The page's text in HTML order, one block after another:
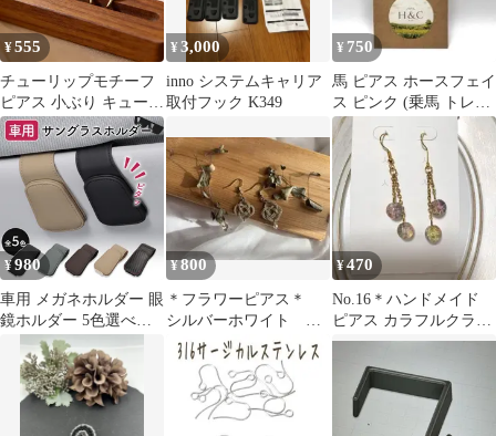
¥555
チューリップモチーフ
ピアス 小ぶり キュービ
ックジルコニア
ESN012
¥3,000
inno システムキャリア
取付フック K349
¥ 750
馬 ピアス ホースフェイ
ス ピンク (乗馬 トレッ
キング 馬術)
¥980
車用 メガネホルダー 眼
鏡ホルダー 5色選べる
眼鏡 メガネ サングラス
サングラスホルダー ク
リップ フック メガネク
リップ 眼鏡クリップ サ
ングラスクリップ 車 サ
¥800
＊フラワーピアス＊
シルバーホワイト ハ
ンドメイド
¥470
No.16＊ハンドメイド
ピアス カラフルクラッ
クビーズ 揺れるフッ
クピアス